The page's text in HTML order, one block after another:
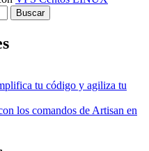
tu código y agiliza tu
los comandos de Artisan en